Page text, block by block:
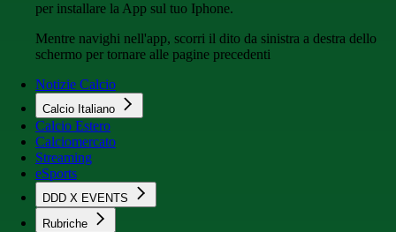
per installare la App sul tuo Iphone.
Mentre navighi nell'app, scorri il dito da sinistra a destra dello
schermo per tornare alle pagine precedenti
Notizie Calcio
Calcio Italiano
Calcio Estero
Calciomercato
Streaming
eSports
DDD X EVENTS
Rubriche